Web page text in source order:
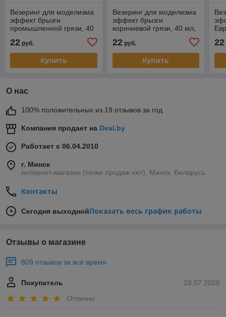
Везеринг для моделизма
эффект брызги
промышленной грязи, 40
22 руб.
Купить
Везеринг для моделизма
эффект брызги
коричневой грязи, 40 мл,
22руб.
Купить
22
О нас
100% положительных из 19 отзывов за год
Компания продает на Deal.by
Работает с 06.04.2010
г. Минск
интернет-магазин (точки продаж нет), Минск, Беларусь
Контакты
Сегодня выходнойПоказать весь график работы
Отзывы о магазине
809 отзывов за всё время
28.07.2026
Покупатель
Отлично